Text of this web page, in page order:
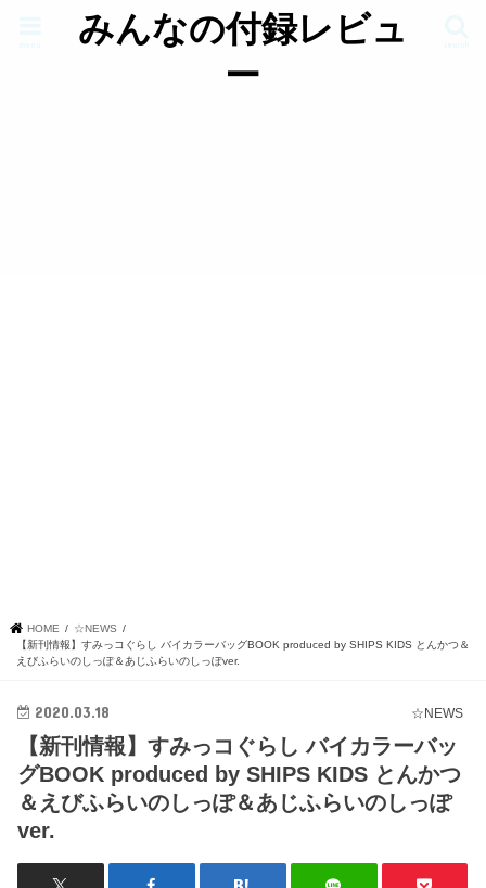
みんなの付録レビュ
ー
HOME
☆NEWS
【新刊情報】すみっコぐらし バイカラーバッグBOOK produced by SHIPS KIDS とんかつ＆
えびふらいのしっぽ＆あじふらいのしっぽver.
☆NEWS
2020.03.18
【新刊情報】すみっコぐらし バイカラーバッ
グBOOK produced by SHIPS KIDS とんかつ
＆えびふらいのしっぽ＆あじふらいのしっぽ
ver.